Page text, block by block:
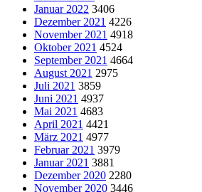
Januar 2022 3406
Dezember 2021 4226
November 2021 4918
Oktober 2021 4524
September 2021 4664
August 2021 2975
Juli 2021 3859
Juni 2021 4937
Mai 2021 4683
April 2021 4421
März 2021 4977
Februar 2021 3979
Januar 2021 3881
Dezember 2020 2280
November 2020 3446